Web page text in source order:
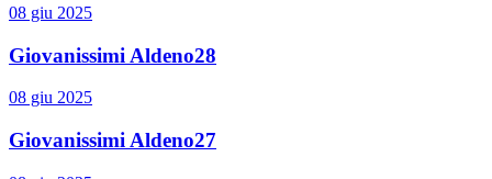
08 giu 2025
Giovanissimi Aldeno28
08 giu 2025
Giovanissimi Aldeno27